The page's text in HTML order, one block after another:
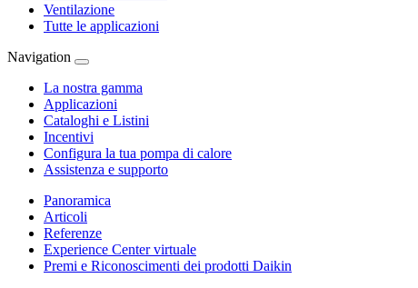
Ventilazione
Tutte le applicazioni
Navigation
La nostra gamma
Applicazioni
Cataloghi e Listini
Incentivi
Configura la tua pompa di calore
Assistenza e supporto
Panoramica
Articoli
Referenze
Experience Center virtuale
Premi e Riconoscimenti dei prodotti Daikin